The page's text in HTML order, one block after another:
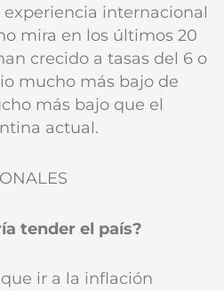
internacional
mira en los últimos 20
crecido a tasas del 6 o
mucho más bajo de
más bajo que el
actual.
tender el país?
ir a la inflación